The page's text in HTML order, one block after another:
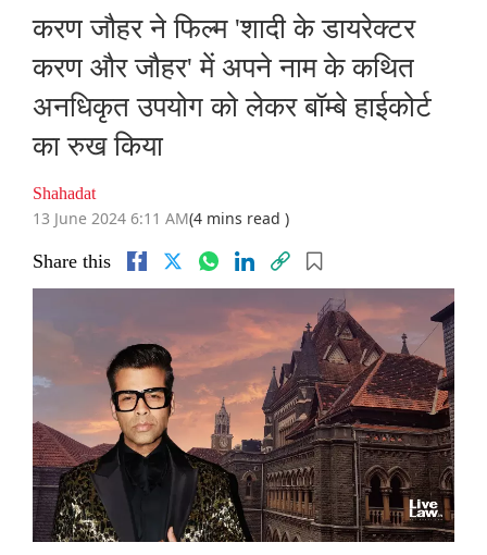
करण जौहर ने फिल्म 'शादी के डायरेक्टर
करण और जौहर' में अपने नाम के कथित
अनधिकृत उपयोग को लेकर बॉम्बे हाईकोर्ट
का रुख किया
Shahadat
13 June 2024 6:11 AM(4 mins read )
Share this